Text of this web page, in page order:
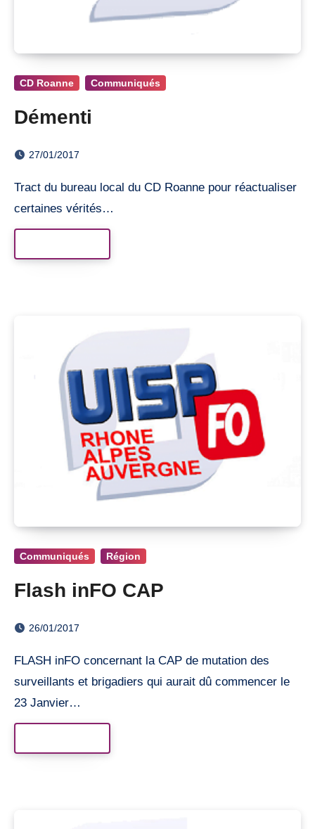
CD Roanne Communiqués
Démenti
27/01/2017
Tract du bureau local du CD Roanne pour réactualiser
certaines vérités…
Communiqués Région
Flash inFO CAP
26/01/2017
FLASH inFO concernant la CAP de mutation des
surveillants et brigadiers qui aurait dû commencer le
23 Janvier…